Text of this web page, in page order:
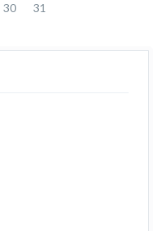
30 31